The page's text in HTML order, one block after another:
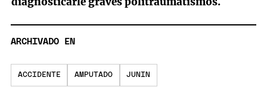
ARCHIVADO EN
ACCIDENTE AMPUTADO JUNIN